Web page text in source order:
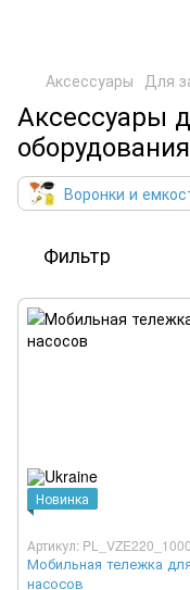
Аксессуары Для
Аксессуары
оборудования
Воронки и
Фильтр
Новинка
Артикул:
Мобильная тележка для
насосов